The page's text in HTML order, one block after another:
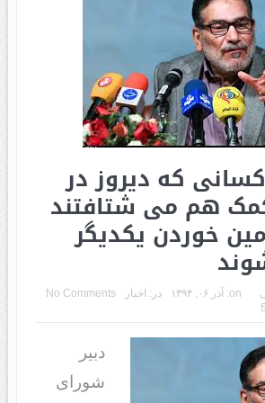
که دیروز در
هم می شتافتند
خوردن یکدیگر
on: آذر ۰۶, ۱۳۹۴ در: اخبار
No Comments
دبیر
شورای